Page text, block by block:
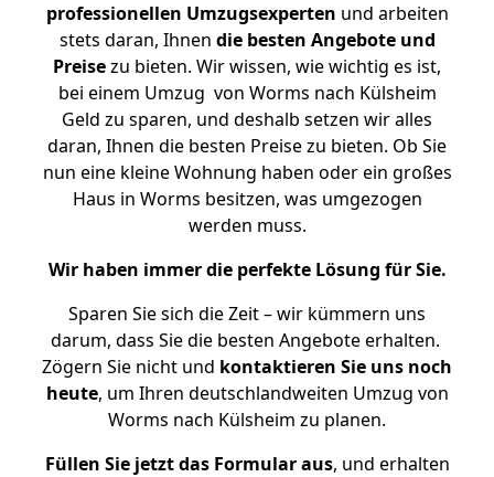
professionellen Umzugsexperten und arbeiten
stets daran, Ihnen die besten Angebote und
Preisezu bieten. Wir wissen, wie wichtig es ist,
bei einem Umzug von Worms nach Külsheim
Geld zu sparen, und deshalb setzen wir alles
daran, Ihnen die besten Preise zu bieten. Ob Sie
nun eine kleine Wohnung haben oder ein großes
Haus in Worms besitzen, was umgezogen
werden muss.
Wir haben immer die perfekte Lösung für Sie.
Sparen Sie sich die Zeit – wir kümmern uns
darum, dass Sie die besten Angebote erhalten.
Zögern Sie nicht und kontaktieren Sie uns noch
heute, um Ihren deutschlandweiten Umzug von
Worms nach Külsheim zu planen.
Füllen Sie jetzt das Formular aus, und erhalten